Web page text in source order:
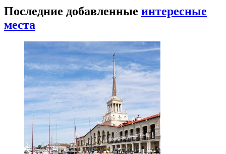
Последние добавленные интересные
места